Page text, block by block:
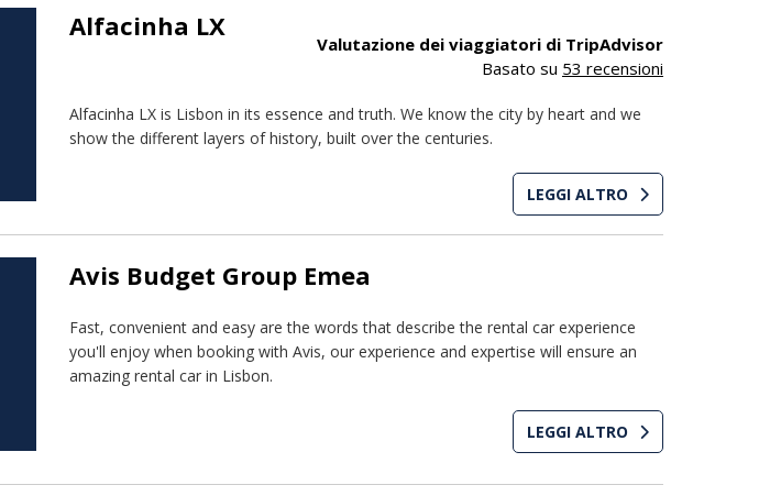
Alfacinha LX
Valutazione dei viaggiatori di TripAdvisor
Basato su 53 recensioni
Alfacinha LX is Lisbon in its essence and truth. We know the city by heart and we
show the different layers of history, built over the centuries.
LEGGI ALTRO
Avis Budget Group Emea
Fast, convenient and easy are the words that describe the rental car experience
you'll enjoy when booking with Avis, our experience and expertise will ensure an
amazing rental car in Lisbon.
LEGGI ALTRO